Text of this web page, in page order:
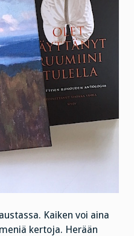
Kaiken voi aina
kertoja. Herään